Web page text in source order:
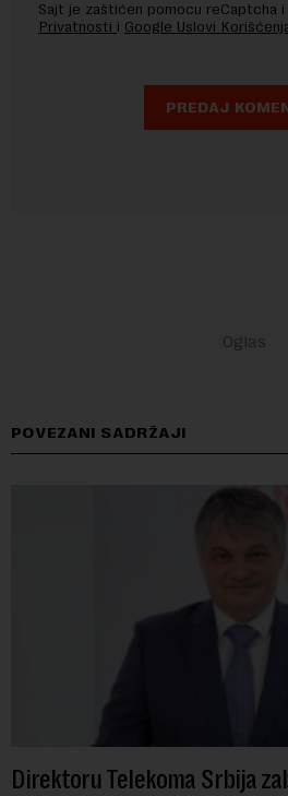
Sajt je zaštićen pomocu reCaptcha i
Privatnosti i Google Uslovi
POVEZANI SADRŽAJI
Direktoru Telekoma Srbija